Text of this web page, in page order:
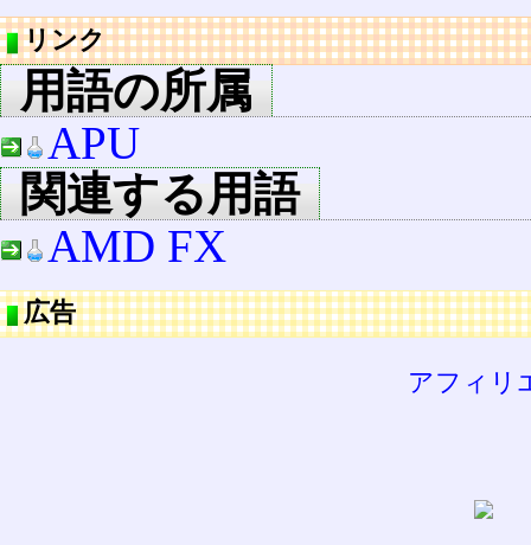
リンク
用語の所属
APU
関連する用語
AMD FX
広告
アフィリ